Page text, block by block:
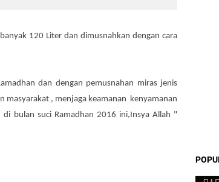
120 Liter dan dimusnahkan dengan cara
dan dengan pemusnahan miras jenis
masyarakat , menjaga keamanan kenyamanan
bulan suci Ramadhan 2016 ini,Insya Allah "